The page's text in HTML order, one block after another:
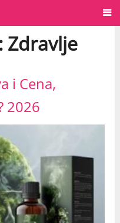
Zdravlje
i Cena,
2026